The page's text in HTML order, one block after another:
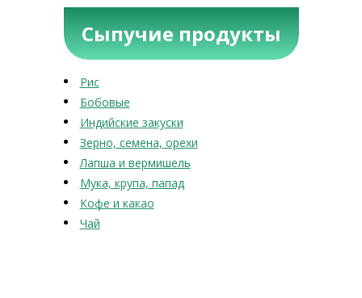
Сыпучие продукты
Рис
Бобовые
Индийские закуски
Зерно, семена, орехи
Лапша и вермишель
Мука, крупа, папад
Кофе и какао
Чай